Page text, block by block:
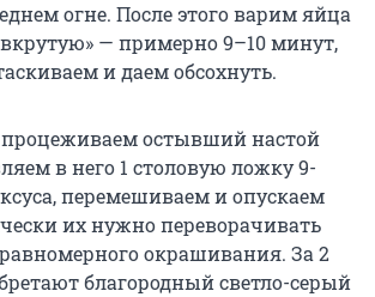
огне. После этого варим яйца
— примерно 9–10 минут,
и даем обсохнуть.
остывший настой
в него 1 столовую ложку 9-
перемешиваем и опускаем
их нужно переворачивать
окрашивания. За 2
благородный светло-серый